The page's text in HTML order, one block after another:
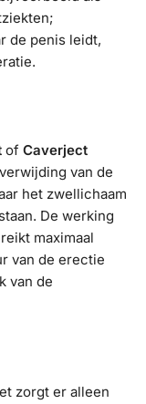
de penis leidt,
of Caverject
van de
het zwellichaam
De werking
maximaal
van de erectie
van de
zorgt er alleen